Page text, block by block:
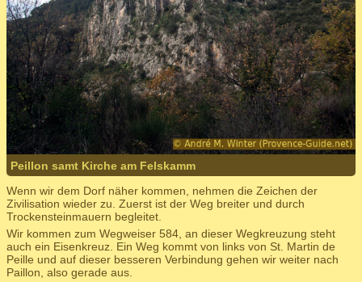
Peillon samt Kirche am Felskamm
Wenn wir dem Dorf näher kommen, nehmen die Zeichen der
Zivilisation wieder zu. Zuerst ist der Weg breiter und durch
Trockensteinmauern begleitet.
Wir kommen zum Wegweiser 584, an dieser Wegkreuzung steht
auch ein Eisenkreuz. Ein Weg kommt von links von St. Martin de
Peille und auf dieser besseren Verbindung gehen wir weiter nach
Paillon, also gerade aus.